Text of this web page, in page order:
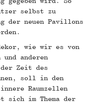
selbst zu
der neuen Pavillons
wie wir es von
und anderen
der Zeit des
soll in den
Raumzellen
sich im Thema der